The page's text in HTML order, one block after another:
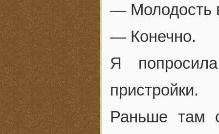
— Молодость
— Конечно.
Я
пристройки.
Раньше там